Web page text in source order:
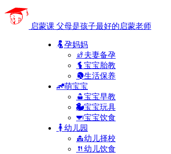
启蒙课 父母是孩子最好的启蒙老师
孕妈妈
夫妻备孕
宝宝胎教
生活保养
萌宝宝
宝宝早教
宝宝玩具
宝宝饮食
幼儿园
幼儿择校
幼儿饮食